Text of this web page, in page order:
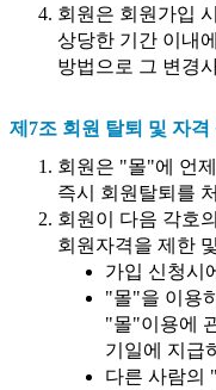
회원은 회원가입
상당한 기간 이내
방법으로 그 변경
제7조 회원 탈퇴 및 자격
회원은 "몰"에 언
즉시 회원탈퇴를
회원이 다음 각호
회원자격을 제한
가입 신청시
"몰"을 이용
"몰"이용에
기일에 지급
다른 사람의